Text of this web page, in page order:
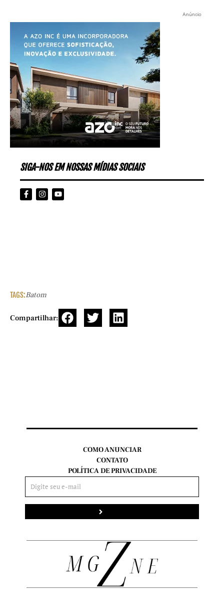
Anúncio
SIGA-NOS EM NOSSAS MÍDIAS SOCIAIS
TAGS:Batom
Compartilhar:
COMO ANUNCIAR
CONTATO
POLÍTICA DE PRIVACIDADE